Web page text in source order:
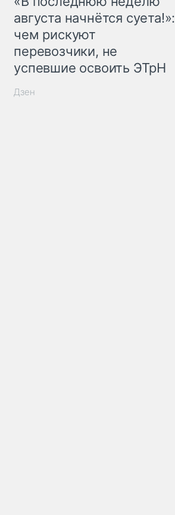
августа начнётся суета!»:
чем рискуют
перевозчики, не
успевшие освоить ЭТрН
Дзен